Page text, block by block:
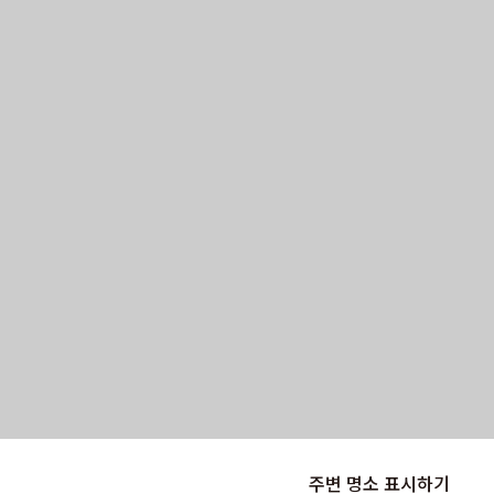
주변 명소 표시하기